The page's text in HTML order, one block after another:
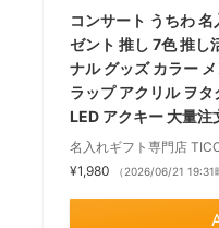
コンサート うちわ
ゼント 推し 7色 推し
ナル グッズ カラー
ラップ アクリル ヲ
LED アクキー 大量注
名入れギフト専門店
¥1,980
（2026/06/21 19:31